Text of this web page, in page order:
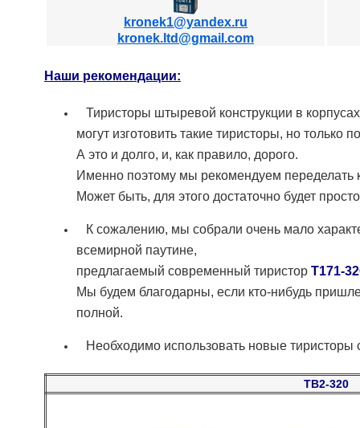
kronek1@yandex.ru
kronek.ltd@gmail.com
Наши рекомендации:
Тиристоры штыревой конструкции в
могут изготовить такие тиристоры, но только
А это и долго, и, как правило, дорого.
Именно поэтому мы рекомендуем переделать
Может быть, для этого достаточно будет
К сожалению, мы собрали очень мало
всемирной паутине,
предлагаемый современный тиристор Т171-
Мы будем благодарны, если кто-нибудь
полной.
Необходимо использовать новые тиристоры
ТВ2-320